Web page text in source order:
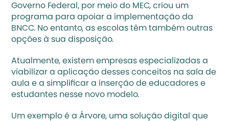
Governo Federal, por meio do MEC, criou um
programa para apoiar a implementação da
BNCC. No entanto, as escolas têm também outras
opções à sua disposição.
Atualmente, existem empresas especializadas a
viabilizar a aplicação desses conceitos na sala de
aula e a simplificar a inserção de educadores e
estudantes nesse novo modelo.
Um exemplo é a Árvore, uma solução digital que